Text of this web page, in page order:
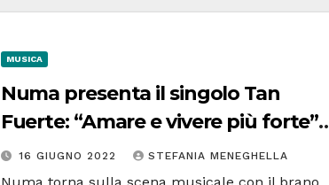
MUSICA
Numa presenta il singolo Tan
Fuerte: “Amare e vivere più forte” |
La cantante si racconta
16 GIUGNO 2022 STEFANIA MENEGHELLA
Numa torna sulla scena musicale con il brano